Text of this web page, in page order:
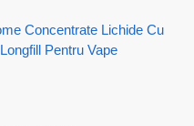
Concentrate Lichide Cu
Pentru Vape